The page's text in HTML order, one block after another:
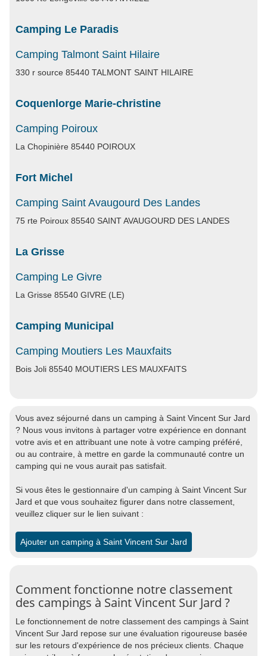
Camping Le Paradis
Camping Talmont Saint Hilaire
330 r source 85440 TALMONT SAINT HILAIRE
Coquenlorge Marie-christine
Camping Poiroux
La Chopinière 85440 POIROUX
Fort Michel
Camping Saint Avaugourd Des Landes
75 rte Poiroux 85540 SAINT AVAUGOURD DES LANDES
La Grisse
Camping Le Givre
La Grisse 85540 GIVRE (LE)
Camping Municipal
Camping Moutiers Les Mauxfaits
Bois Joli 85540 MOUTIERS LES MAUXFAITS
Vous avez séjourné dans un camping à Saint Vincent Sur Jard
? Nous vous invitons à partager votre expérience en donnant
votre avis et en attribuant une note à votre camping préféré,
ou au contraire, à mettre en garde la communauté contre un
camping qui ne vous aurait pas satisfait.
Si vous êtes le gestionnaire d'un camping à Saint Vincent Sur
Jard et que vous souhaitez figurer dans notre classement,
veuillez cliquer sur le lien suivant :
Ajouter un camping à Saint Vincent Sur Jard
Comment fonctionne notre classement
des campings à Saint Vincent Sur Jard ?
Le fonctionnement de notre classement des campings à Saint
Vincent Sur Jard repose sur une évaluation rigoureuse basée
sur les retours d'expérience de nos précieux clients. Chaque